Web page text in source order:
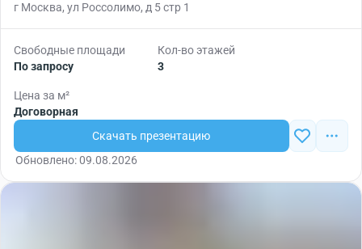
г Москва, ул Россолимо, д 5 стр 1
Свободные площади
По запросу
Кол-во этажей
3
Цена за м²
Договорная
Скачать презентацию
Обновлено: 09.08.2026